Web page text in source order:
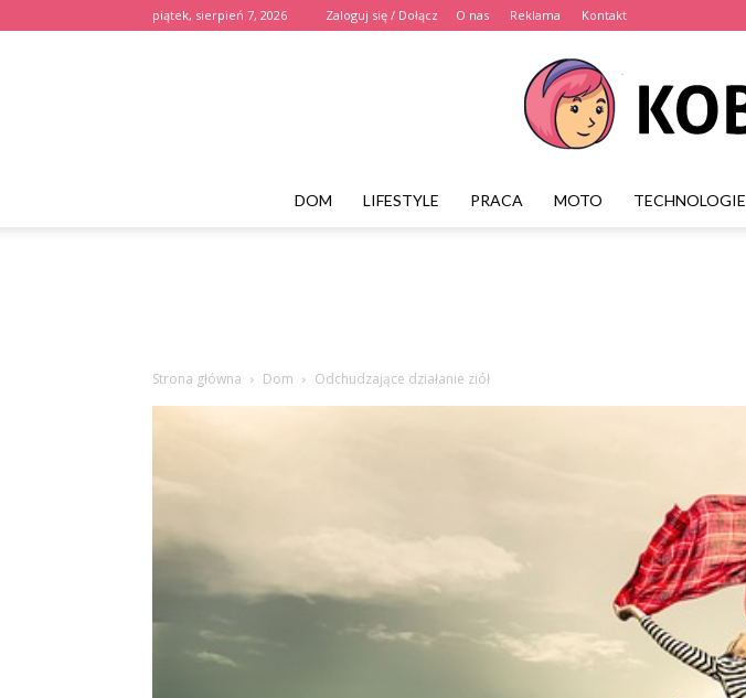
piątek, sierpień 7, 2026 Zaloguj się / Dołącz O nas Reklama Kontakt
DOM LIFESTYLE PRACA MOTO TECHNOLOGIE
Strona główna Dom Odchudzające działanie ziół